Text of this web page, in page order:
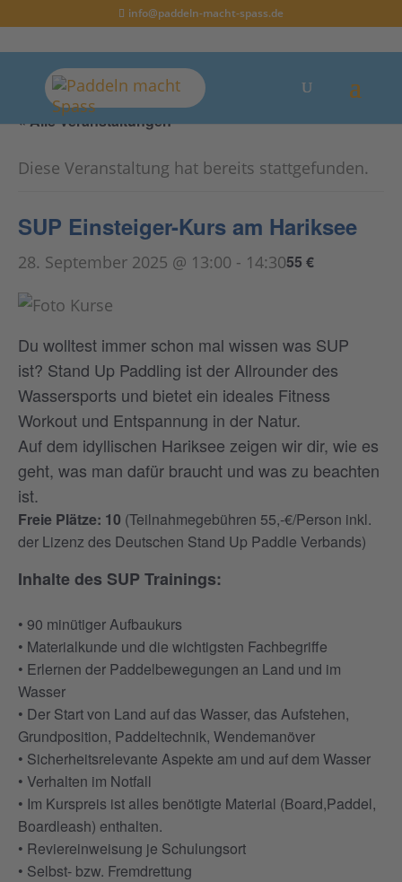
info@paddeln-macht-spass.de
« Alle Veranstaltungen
Diese Veranstaltung hat bereits stattgefunden.
SUP Einsteiger-Kurs am Hariksee
28. September 2025 @ 13:00 - 14:3055 €
Du wolltest immer schon mal wissen was SUP
ist? Stand Up Paddling ist der Allrounder des
Wassersports und bietet ein ideales Fitness
Workout und Entspannung in der Natur.
Auf dem idyllischen Hariksee zeigen wir dir, wie es
geht, was man dafür braucht und was zu beachten
ist.
Freie Plätze: 10 (Teilnahmegebühren 55,-€/Person inkl.
der Lizenz des Deutschen Stand Up Paddle Verbands)
Inhalte des SUP Trainings:
• 90 minütiger Aufbaukurs
• Materialkunde und die wichtigsten Fachbegriffe
• Erlernen der Paddelbewegungen an Land und im
Wasser
• Der Start von Land auf das Wasser, das Aufstehen,
Grundposition, Paddeltechnik, Wendemanöver
• Sicherheitsrelevante Aspekte am und auf dem Wasser
• Verhalten im Notfall
• Im Kurspreis ist alles benötigte Material (Board,Paddel,
Boardleash) enthalten.
• Reviereinweisung je Schulungsort
• Selbst- bzw. Fremdrettung